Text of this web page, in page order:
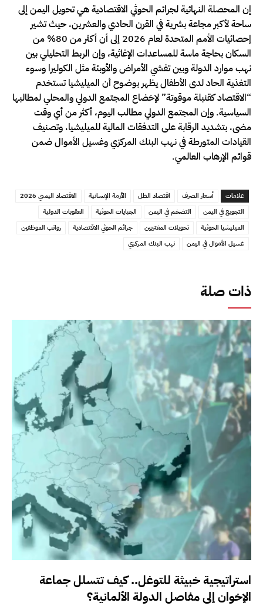
ذات صلة
استراتيجية خبيثة للتوغل.. كيف تتسلل جماعة
الإخوان إلى مفاصل الدولة الألمانية؟
إن المحصلة النهائية لجرائم الحوثي الاقتصادية هي تحويل اليمن إلى
ساحة لأكبر مجاعة بشرية في القرن الحادي والعشرين، حيث تشير
إحصائيات الأمم المتحدة لعام 2026 إلى أن أكثر من 80% من
السكان بحاجة ماسة للمساعدات الإغاثية، وإن الربط التحليلي بين
نهب موارد الدولة وبين تفشي الأمراض والأوبئة مثل الكوليرا وسوء
التغذية الحاد لدى الأطفال يظهر بوضوح أن الميليشيا تستخدم
“الاقتصاد كقنبلة موقوتة” لإخضاع المجتمع الدولي والمحلي لمطالبها
السياسية. وإن المجتمع الدولي مطالب اليوم، أكثر من أي وقت
مضى، بتشديد الرقابة على التدفقات المالية للميليشيا، وتصنيف
القيادات المتورطة في نهب البنك المركزي وغسيل الأموال ضمن
قوائم الإرهاب العالمي.
علامات أسعار الصرف اقتصاد الظل الأزمة الإنسانية
الاقتصاد اليمني 2026
التجويع في اليمن
التضخم في اليمن الجبايات الحوثية
العقوبات الدولية
الميليشيا الحوثية
تحويلات المغتربين جرائم الحوثي الاقتصادية
رواتب الموظفين
غسيل الأموال في اليمن
نهب البنك المركزي